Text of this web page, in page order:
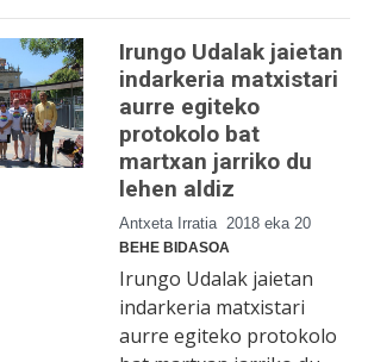
Irungo Udalak jaietan
indarkeria matxistari
aurre egiteko
protokolo bat
martxan jarriko du
lehen aldiz
Antxeta Irratia 2018 eka 20
BEHE BIDASOA
Irungo Udalak jaietan
indarkeria matxistari
aurre egiteko protokolo